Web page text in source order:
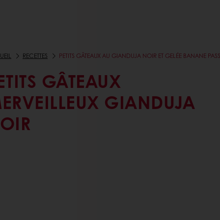
RECETTES PETITS GÂTEAUX AU GIANDUJA NOIR ET GELÉE BANANE
GÂTEAUX
GIANDUJA